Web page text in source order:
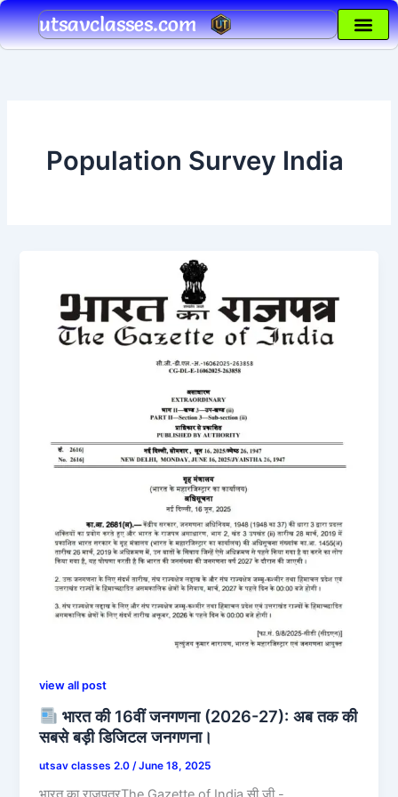
Skip
to
content
utsavclasses.com
Population Survey India
view all post
भारत की 16वीं जनगणना (2026-27): अब तक की
सबसे बड़ी डिजिटल जनगणना।
utsav classes 2.0 /June 18, 2025